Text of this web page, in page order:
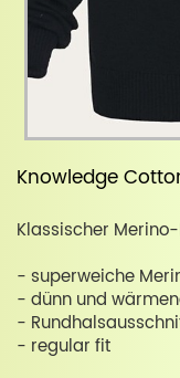
Knowledge
Klassischer
- superweiche
- dünn und
-
- regular fit